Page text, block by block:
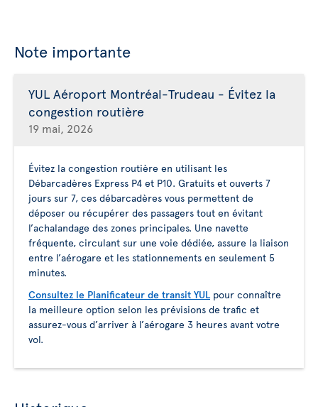
Note importante
YUL Aéroport Montréal-Trudeau - Évitez la
congestion routière
19 mai, 2026
Évitez la congestion routière en utilisant les
Débarcadères Express P4 et P10. Gratuits et ouverts 7
jours sur 7, ces débarcadères vous permettent de
déposer ou récupérer des passagers tout en évitant
l’achalandage des zones principales. Une navette
fréquente, circulant sur une voie dédiée, assure la liaison
entre l’aérogare et les stationnements en seulement 5
minutes.
Consultez le Planificateur de transit YUL pour connaître
la meilleure option selon les prévisions de trafic et
assurez-vous d’arriver à l’aérogare 3 heures avant votre
vol.